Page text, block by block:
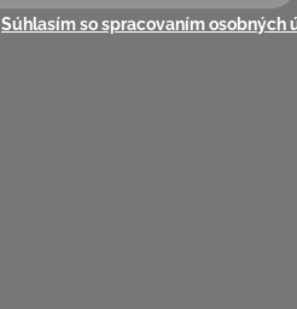
Súhlasím so spracovaním osobných